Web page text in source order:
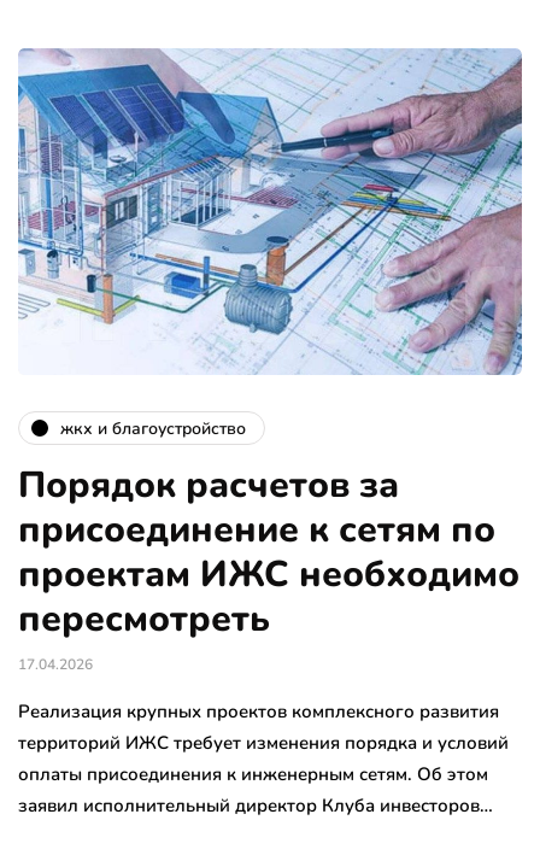
жкх и благоустройство
Порядок расчетов за
присоединение к сетям по
проектам ИЖС необходимо
пересмотреть
17.04.2026
Реализация крупных проектов комплексного развития
территорий ИЖС требует изменения порядка и условий
оплаты присоединения к инженерным сетям. Об этом
заявил исполнительный директор Клуба инвесторов…